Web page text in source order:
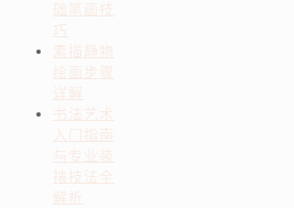
础笔画技
巧
素描静物
绘画步骤
详解
书法艺术
入门指南
与专业装
裱技法全
解析